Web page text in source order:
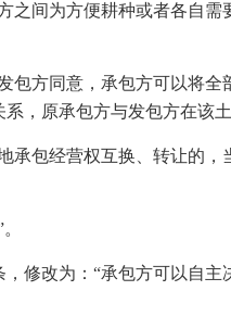
之间为方便耕种或者各自
包方同意，承包方可以将
，原承包方与发包方在该
承包经营权互换、转让的
修改为：“承包方可以自